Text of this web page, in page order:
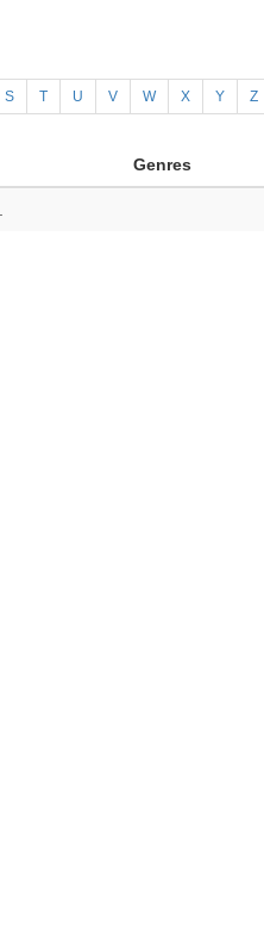
S T U V W X Y Z
Genres